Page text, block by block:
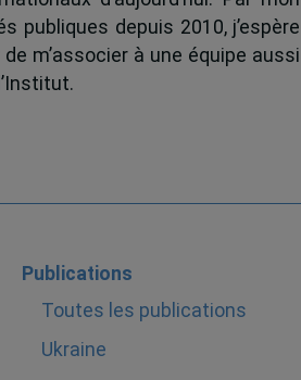
publiques depuis 2010, j’espère
m’associer à une équipe aussi
Publications
Toutes les publications
Ukraine